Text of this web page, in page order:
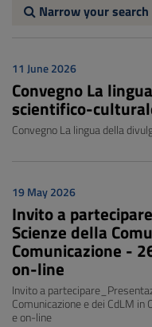
Narrow your search
11 June 2026
Convegno La
scientifico-
Convegno La lingua della
19 May 2026
Invito a
Scienze della
Comunicazione -
on-line
Invito a
Comunicazione e dei CdLM
e on-line